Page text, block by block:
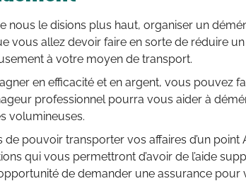
nous le disions plus haut, organiser un
vous allez devoir faire en sorte de réduire
à votre moyen de transport.
en efficacité et en argent, vous pouvez
professionnel pourra vous aider à
volumineuses.
de pouvoir transporter vos affaires d’un
qui vous permettront d’avoir de l’aide
de demander une assurance